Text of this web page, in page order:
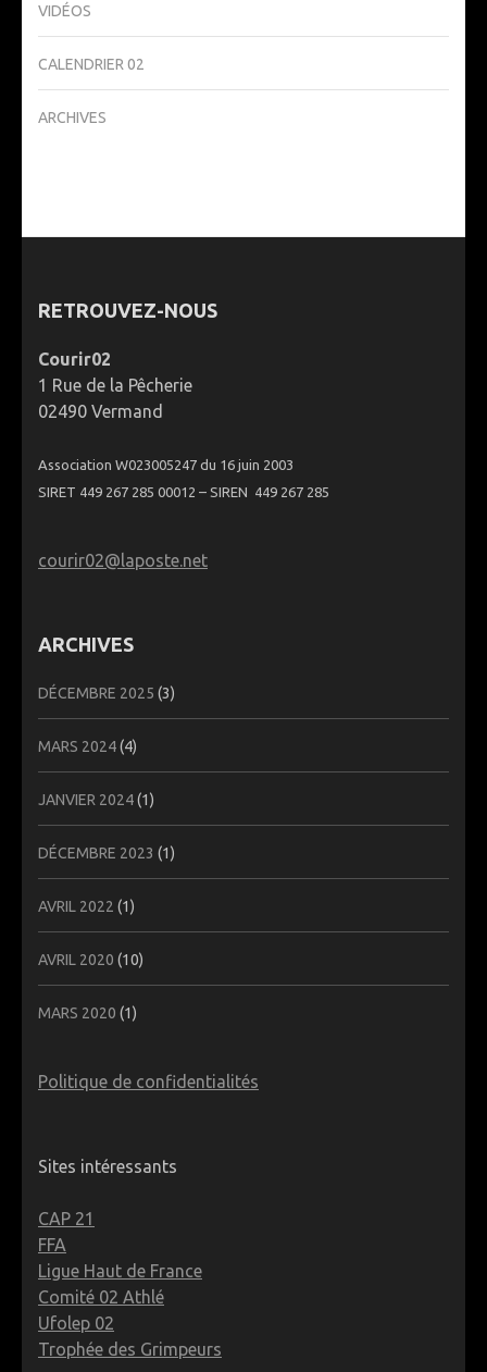
VIDÉOS
CALENDRIER 02
ARCHIVES
RETROUVEZ-NOUS
Courir02
1 Rue de la Pêcherie
02490 Vermand
Association W023005247 du 16 juin 2003
SIRET 449 267 285 00012 – SIREN 449 267 285
courir02@laposte.net
ARCHIVES
DÉCEMBRE 2025 (3)
MARS 2024(4)
JANVIER 2024(1)
DÉCEMBRE 2023 (1)
AVRIL 2022 (1)
AVRIL 2020 (10)
MARS 2020 (1)
Politique de confidentialités
Sites intéressants
CAP 21
FFA
Ligue Haut de France
Comité 02 Athlé
Ufolep 02
Trophée des Grimpeurs